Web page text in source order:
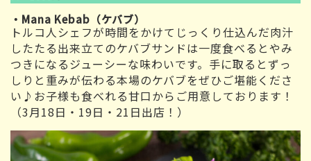
・Mana Kebab（ケバブ）
トルコ人シェフが時間をかけてじっくり仕込んだ肉汁
したたる出来立てのケバブサンドは一度食べるとやみ
つきになるジューシーな味わいです。手に取るとずっ
しりと重みが伝わる本場のケバブをぜひご堪能くださ
い♪お子様も食べれる甘口からご用意しております！
（3月18日・19日・21日出店！）